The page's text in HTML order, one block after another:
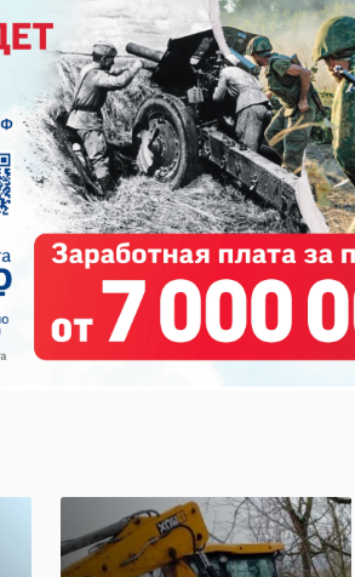
сроки
проведения ОГЭ
и ЕГЭ в 2023 году
07 октября 2022, 13:51